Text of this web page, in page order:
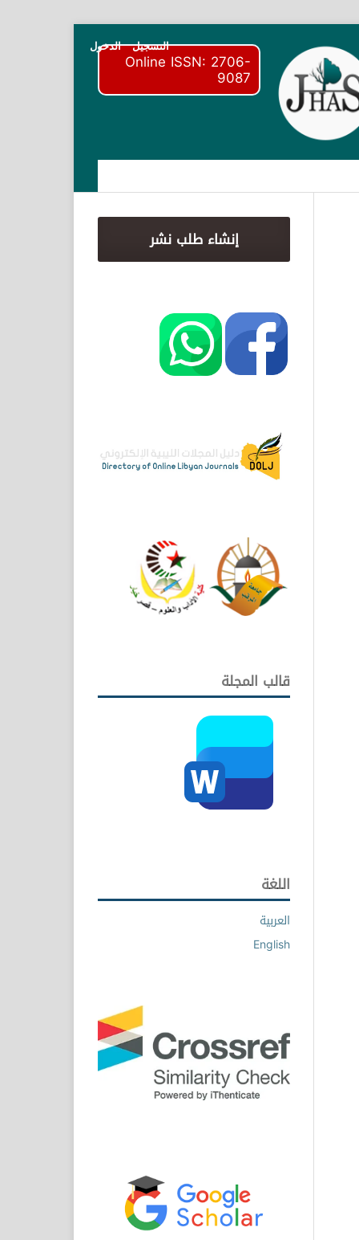
Online ISSN: 2706-
9087
التسجيل الدخول
إنشاء طلب نشر
قالب المجلة
اللغة
العربية
English